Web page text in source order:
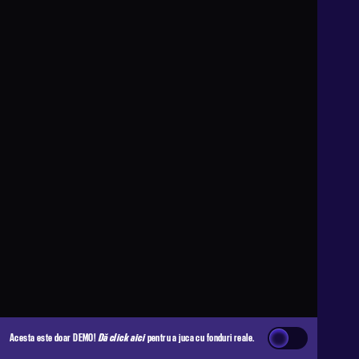
Acesta este doar DEMO!Dă click aicipentru a juca cu fonduri reale.